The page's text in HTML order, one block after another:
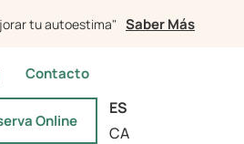
tu autoestima" Saber Más
Contacto
Online
ES
CA